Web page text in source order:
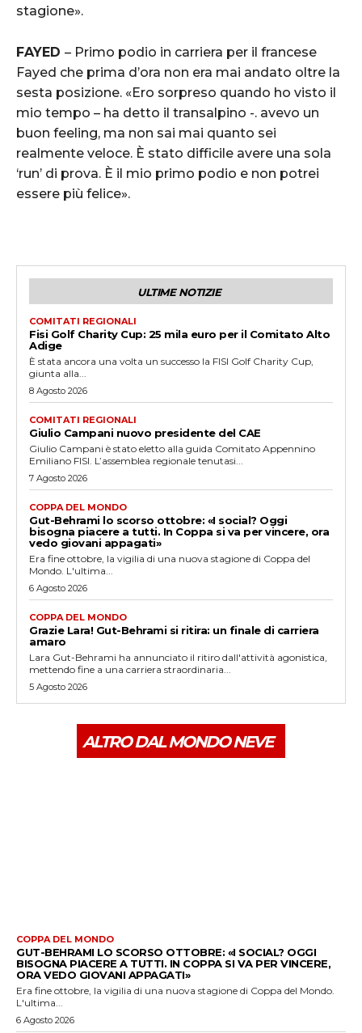
stagione».
FAYED – Primo podio in carriera per il francese
Fayed che prima d’ora non era mai andato oltre la
sesta posizione. «Ero sorpreso quando ho visto il
mio tempo – ha detto il transalpino -. avevo un
buon feeling, ma non sai mai quanto sei
realmente veloce. È stato difficile avere una sola
‘run’ di prova. È il mio primo podio e non potrei
essere più felice».
ULTIME NOTIZIE
COMITATI REGIONALI
Fisi Golf Charity Cup: 25 mila euro per il Comitato Alto
Adige
È stata ancora una volta un successo la FISI Golf Charity Cup,
giunta alla...
8 Agosto 2026
COMITATI REGIONALI
Giulio Campani nuovo presidente del CAE
Giulio Campani è stato eletto alla guida Comitato Appennino
Emiliano FISI. L’assemblea regionale tenutasi...
7 Agosto 2026
COPPA DEL MONDO
Gut-Behrami lo scorso ottobre: «I social? Oggi
bisogna piacere a tutti. In Coppa si va per vincere, ora
vedo giovani appagati»
Era fine ottobre, la vigilia di una nuova stagione di Coppa del
Mondo. L'ultima...
6 Agosto 2026
COPPA DEL MONDO
Grazie Lara! Gut-Behrami si ritira: un finale di carriera
amaro
Lara Gut-Behrami ha annunciato il ritiro dall'attività agonistica,
mettendo fine a una carriera straordinaria...
5 Agosto 2026
ALTRO DAL MONDO NEVE
COPPA DEL MONDO
GUT-BEHRAMI LO SCORSO OTTOBRE: «I SOCIAL? OGGI
BISOGNA PIACERE A TUTTI. IN COPPA SI VA PER VINCERE,
ORA VEDO GIOVANI APPAGATI»
Era fine ottobre, la vigilia di una nuova stagione di Coppa del Mondo.
L'ultima...
6 Agosto 2026